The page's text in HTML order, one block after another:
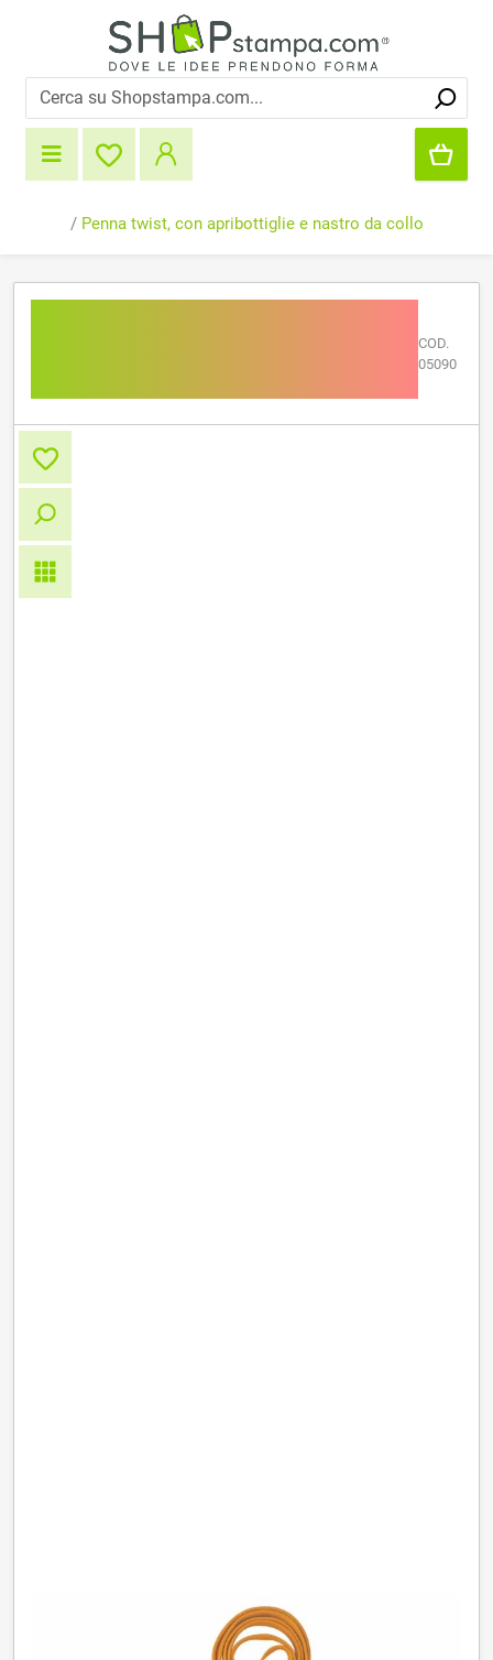
/ Penna twist, con apribottiglie e nastro da collo
COD.
05090